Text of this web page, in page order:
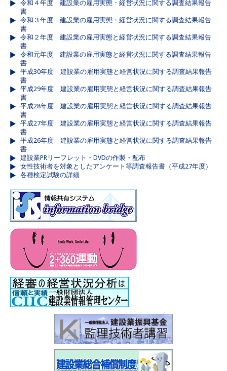
令和４年度 建設業の雇用実態・経営状況に関する調査結果報告
書
令和３年度 建設業の雇用実態・経営状況に関する調査結果報告
書
令和２年度 建設業の雇用実態と経営状況に関する調査結果報告
書
令和元年度 建設業の雇用実態と経営状況に関する調査結果報告
書
平成30年度 建設業の雇用実態と経営状況に関する調査結果報告
書
平成29年度 建設業の雇用実態と経営状況に関する調査結果報告
書
平成28年度 建設業の雇用実態と経営状況に関する調査結果報告
書
平成27年度 建設業の雇用実態と経営状況に関する調査結果報告
書
平成26年度 建設業の雇用実態と経営状況に関する調査結果報告
書
建設業PRリーフレット・DVDの作製・配布
女性技術者を対象としたアンケート等調査報告書（平成27年度）
各種検定試験の詳細